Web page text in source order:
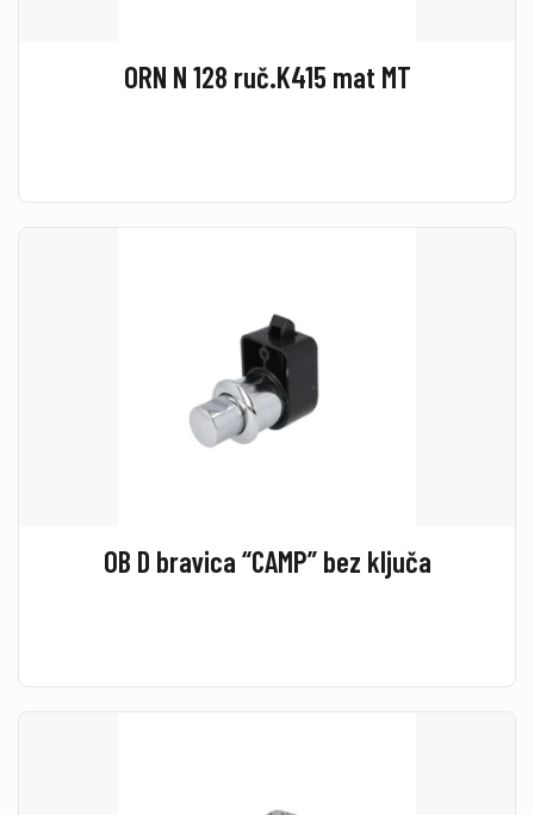
ORN N 128 ruč.K415 mat MT
OB D bravica “CAMP” bez ključa